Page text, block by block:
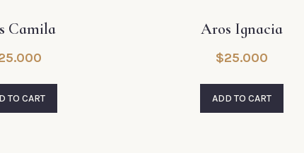
Camila
TO CART
Aros Ignacia
$25.000
ADD TO CART